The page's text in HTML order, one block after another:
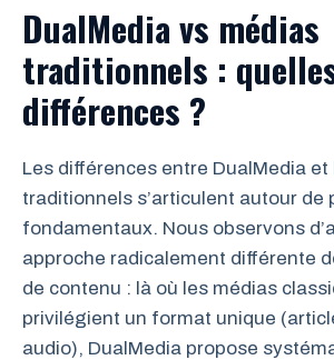
DualMedia vs médias
traditionnels :
différences ?
Les différences entre DualMedia et
traditionnels s’articulent autour de
fondamentaux. Nous observons
approche radicalement différente
de contenu : là où les médias
privilégient un format unique
audio), DualMedia propose